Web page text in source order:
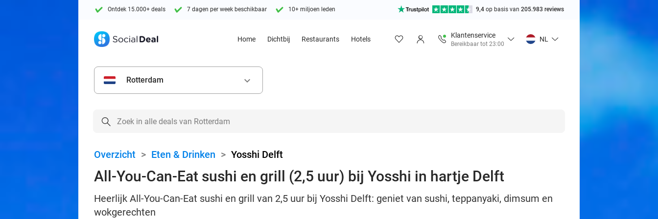
Ontdek 15.000+ deals 7 dagen per week beschikbaar 10+ miljoen leden 9,4 op basis van 205.983 reviews
Home Dichtbij Restaurants Hotels
Klantenservice
Bereikbaar tot 23:00
NL
Rotterdam keyboard_arrow_down
Overzicht > Eten & Drinken > Yosshi Delft
All-You-Can-Eat sushi en grill (2,5 uur) bij Yosshi in hartje Delft
Heerlijk All-You-Can-Eat sushi en grill van 2,5 uur bij Yosshi Delft: geniet van sushi, teppanyaki, dimsum en
wokgerechten